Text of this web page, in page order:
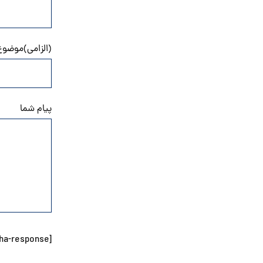
پیام شما
[anr_nocaptcha g-recaptcha-response]